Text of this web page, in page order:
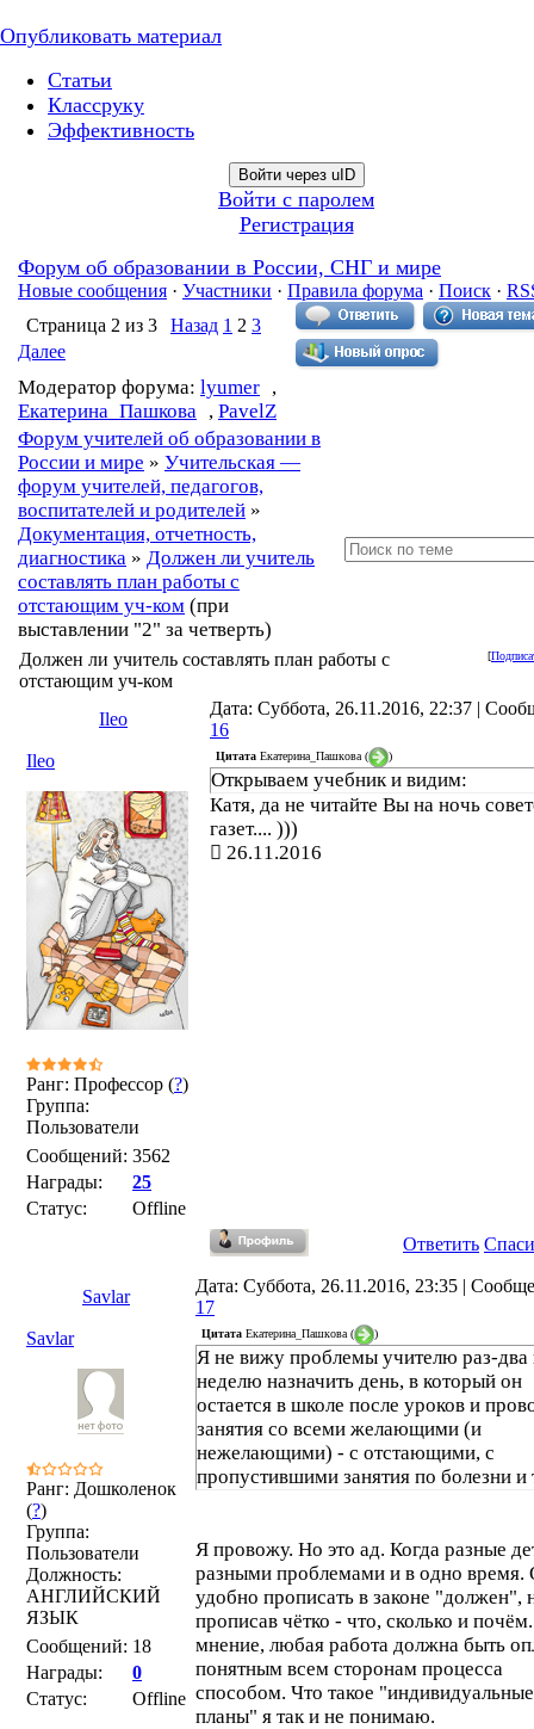
Опубликовать материал
Статьи
Классруку
Эффективность
Войти через uID
Войти с паролем
Регистрация
Форум об образовании в России, СНГ и мире
Новые сообщения · Участники · Правила форума · Поиск ·
Страница 2 из 3 Назад 1 2 3
Далее
Модератор форума: lyumer ,
Екатерина_Пашкова , PavelZ
Форум учителей об образовании в
России и мире » Учительская —
форум учителей, педагогов,
воспитателей и родителей »
Документация, отчетность,
диагностика » Должен ли учитель
составлять план работы с
отстающим уч-ком (при
выставлении "2" за четверть)
[
Должен ли учитель составлять план работы с
отстающим уч-ком
Ileo
Дата: Суббота, 26.11.2016, 22:37 |
16
Ileo
Ранг: Профессор (?)
Группа:
Пользователи
Сообщений: 3562
Награды:
25
Статус:
Offline
Цитата Екатерина_Пашкова ( )
Открываем учебник и видим:
Катя, да не читайте Вы на ночь
газет.... )))
26.11.2016
Ответить
Savlar
Дата: Суббота, 26.11.2016, 23:35 |
17
Savlar
Ранг: Дошколенок
(?)
Группа:
Пользователи
Должность:
АНГЛИЙСКИЙ
ЯЗЫК
Сообщений: 18
Награды:
0
Статус:
Offline
Цитата Екатерина_Пашкова ( )
Я не вижу проблемы учителю раз-два
неделю назначить день, в который он
остается в школе после уроков и
занятия со всеми желающими (и
нежелающими) - с отстающими, с
пропустившими занятия по болезни и
Я провожу. Но это ад. Когда разные
разными проблемами и в одно время.
удобно прописать в законе "должен",
прописав чётко - что, сколько и
мнение, любая работа должна быть
понятным всем сторонам процесса
способом. Что такое "индивидуальные
планы" я так и не понимаю.